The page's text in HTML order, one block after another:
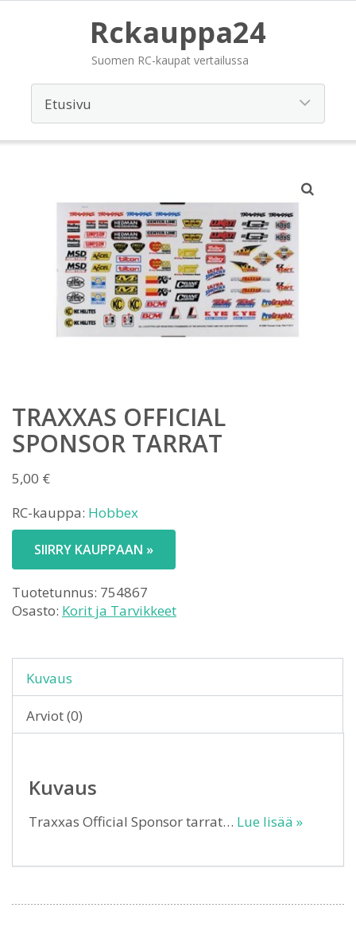
Rckauppa24
Suomen RC-kaupat vertailussa
TRAXXAS OFFICIAL
SPONSOR TARRAT
5,00 €
RC-kauppa: Hobbex
SIIRRY KAUPPAAN »
Tuotetunnus: 754867
Osasto: Korit ja Tarvikkeet
Kuvaus
Arviot (0)
Kuvaus
Traxxas Official Sponsor tarrat… Lue lisää »